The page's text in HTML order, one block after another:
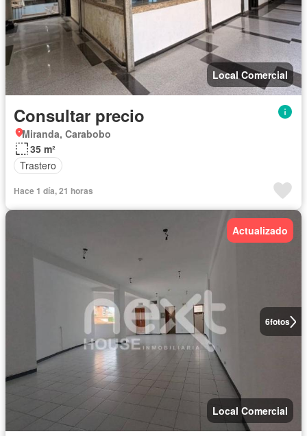
Local Comercial
Consultar precio
Miranda, Carabobo
35 m²
Trastero
Hace 1 día, 21 horas
6fotos
Actualizado
Local Comercial